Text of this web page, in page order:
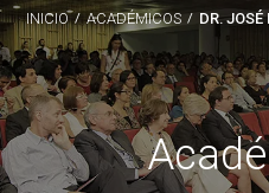
INICIO / ACADÉMICOS /